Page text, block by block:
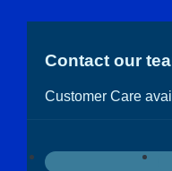
Contact our
Customer Care